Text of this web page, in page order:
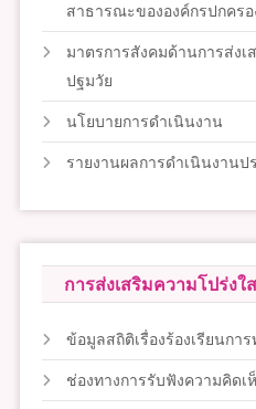
สาธารณะขององค์กรปกคร
มาตรการสังคมด้านการส่ง
ปฐมวัย
นโยบายการดำเนินงาน
รายงานผลการดำเนินงานป
การส่งเสริมความโปร่งใส
ข้อมูลสถิติเรื่องร้องเรียนกา
ช่องทางการรับฟังความคิดเ